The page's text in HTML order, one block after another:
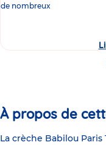
de nombreux
À propos de
La crèche Babilou Paris